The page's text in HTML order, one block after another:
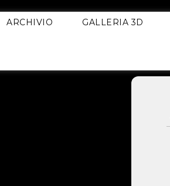
ARCHIVIO GALLERIA 3D